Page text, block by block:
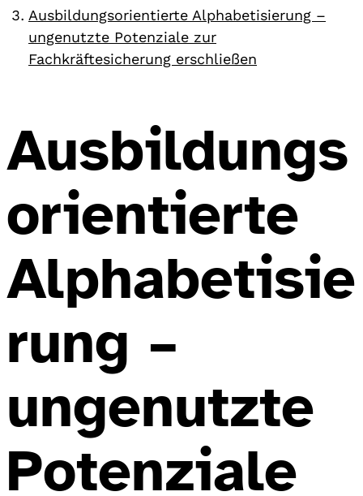
Ausbildungsorientierte Alphabetisierung –
ungenutzte Potenziale zur
Fachkräftesicherung erschließen
Ausbildungs
orientierte
Alphabetisie
rung –
ungenutzte
Potenziale